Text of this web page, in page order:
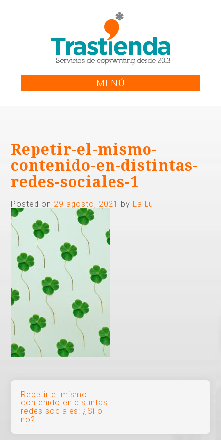
MENÚ
Repetir-el-mismo-
contenido-en-distintas-
redes-sociales-1
Posted on 29 agosto, 2021 by La Lu
Navegación
de
entradas
Repetir el mismo
contenido en distintas
redes sociales: ¿Sí o
no?